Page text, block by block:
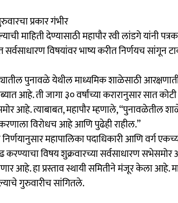
प्रकार गंभीर
माहिती देण्यासाठी महापौर रवी लांडगे यांनी
सर्वसाधारण विषयांवर भाष्य करीत निर्णयच सांगून
पुनावळे येथील माध्यमिक शाळेसाठी
आहे. ती जागा ३० वर्षांच्या करारानुसार सात
आहे. त्याबाबत, महापौर म्हणाले, ‘‘पुनावळेतील
विरोधच आहे आणि पुढेही राहील.’’
महापालिका पदाधिकारी आणि वर्ग
करण्याचा विषय शुक्रवारच्या सर्वसाधारण
आहे. हा प्रस्ताव स्थायी समितीने मंजूर केला आहे.
गुरुवारीच सांगितले.